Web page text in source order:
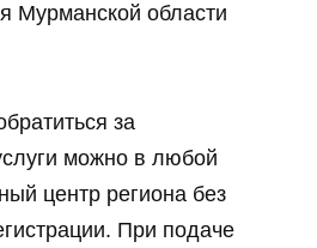
Мурманской области
за
можно в любой
центр региона без
При подаче